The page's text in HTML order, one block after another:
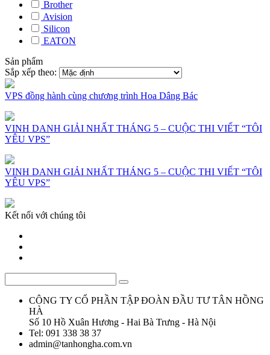
Brother
Avision
Silicon
EATON
Sản phẩm
Sắp xếp theo:
VPS đồng hành cùng chương trình Hoa Dâng Bác
VINH DANH GIẢI NHẤT THÁNG 5 – CUỘC THI VIẾT “TÔI
YÊU VPS”
VINH DANH GIẢI NHẤT THÁNG 5 – CUỘC THI VIẾT “TÔI
YÊU VPS”
Kết nối với chúng tôi
CÔNG TY CỔ PHẦN TẬP ĐOÀN ĐẦU TƯ TÂN HỒNG
HÀ
Số 10 Hồ Xuân Hương - Hai Bà Trưng - Hà Nội
Tel: 091 338 38 37
admin@tanhongha.com.vn